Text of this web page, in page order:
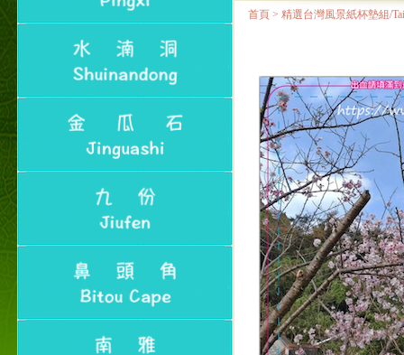
首頁 > 精選台灣風景紙杯墊組/